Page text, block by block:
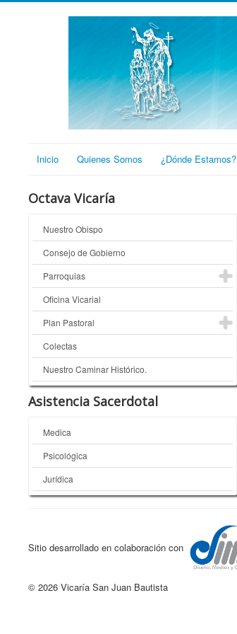
Inicio Quienes Somos ¿Dónde Estamos?
Octava Vicaría
Nuestro Obispo
Consejo de Gobierno
Parroquias
Oficina Vicarial
Plan Pastoral
Colectas
Nuestro Caminar Histórico.
Asistencia Sacerdotal
Medica
Psicológica
Jurídica
Sitio desarrollado en colaboración con
© 2026 Vicaría San Juan Bautista